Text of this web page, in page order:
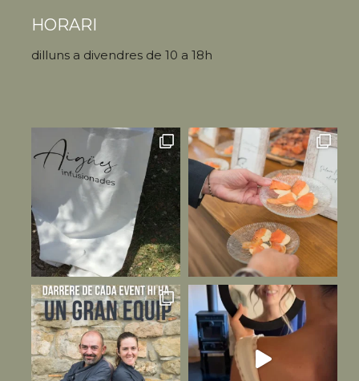
HORARI
dilluns a divendres de 10 a 18h